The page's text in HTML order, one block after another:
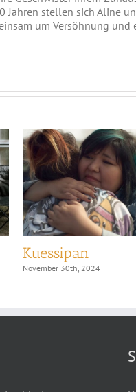
Jahren stellen sich Aline
um Versöhnung
Kuessipan
November 30th, 2024